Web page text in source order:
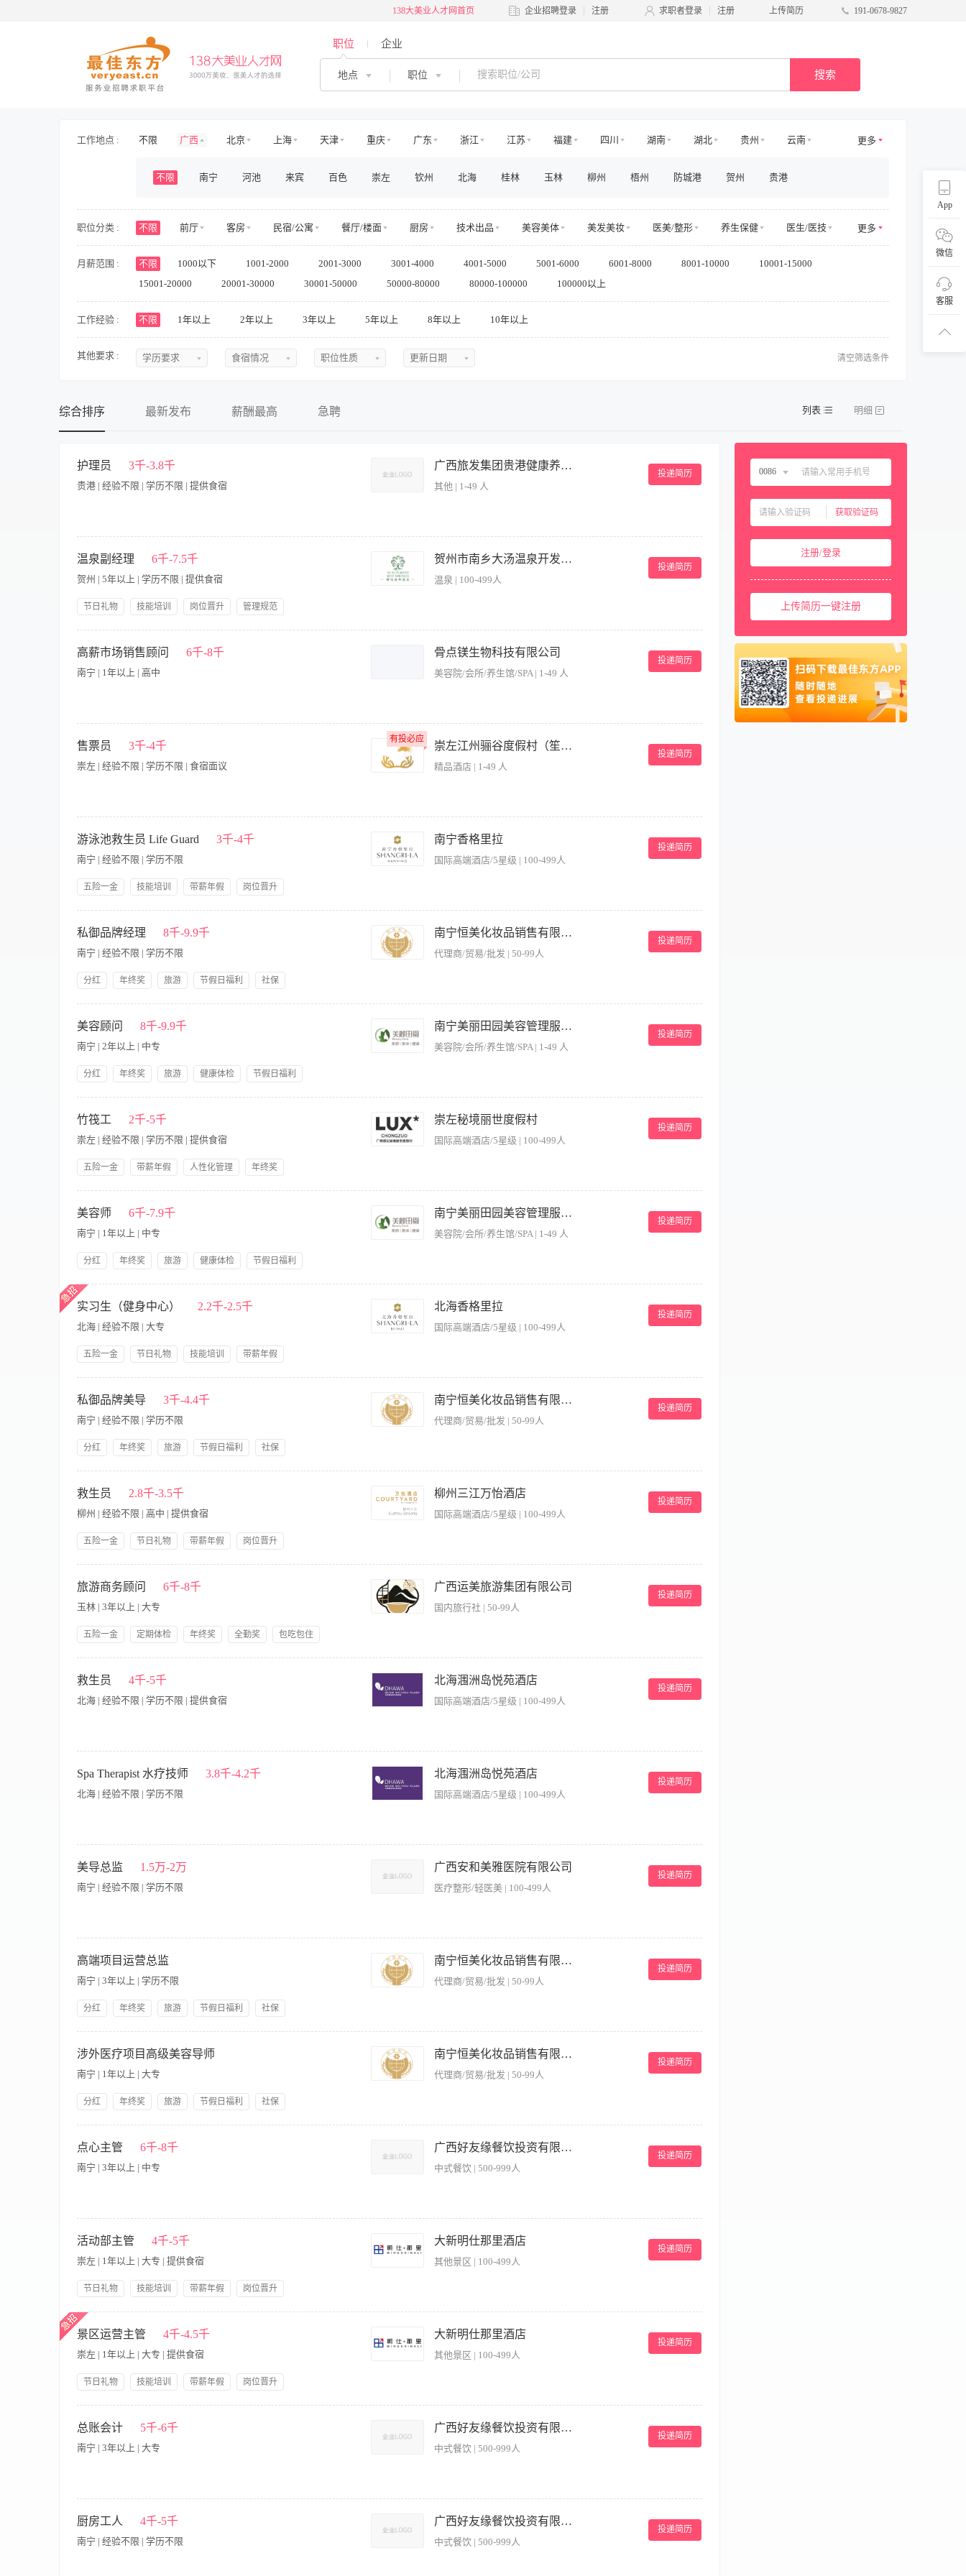
138大美业人才网首页 企业招聘登录 注册 求职者登录 注册 上传简历 191-0678-9827
职位 企业
地点 职位 搜索
App
扫码
微信
客服
工作地点 : 不限 广西 北京 上海 天津 重庆 广东 浙江 江苏 福建 四川 湖南 湖北 贵州
云南
新疆
西藏 内蒙古 香港 澳门 国外
不限 南宁 河池 来宾 百色 崇左 钦州 北海 桂林 玉林 柳州 梧州 防城港 贺州 贵港
更多
职位分类 : 不限 前厅 客房 民宿/公寓 餐厅/楼面 厨房 技术出品 美容美体 美发美妆 医美/整形 养生保健
医生/医技
护士/护理
旅游/景区/乐园 旅游交通 娱乐 运动健身 零售管理 店面店员 电商运营 电商其他
物业管理
房地产开发
房地产规划与设计 房地产销售/中介 房地产工程 高层管理 市场/运营 销售/商务拓展 收益/预订
客服及支持
人力资源
行政 财务/审计/税务 法务/咨询 IT/电脑 工程/维修 安保/消防 生产营运
更多
月薪范围 : 不限 1000以下 1001-2000 2001-3000 3001-4000 4001-5000 5001-6000 6001-8000 8001-10000
10001-15000
15001-20000
20001-30000 30001-50000 50000-80000 80000-100000 100000以上
工作经验 : 不限 1年以上 2年以上 3年以上 5年以上 8年以上 10年以上
其他要求 : 学历要求
初中
中技
高中
本科
硕士
食宿情况
提供食宿
职位性质
全职
更新日期
近五天
近一周
近一月
近二月
清空筛选条件
综合排序 最新发布 薪酬最高 急聘
护理员 3千-3.8千
贵港 | 经验不限 | 学历不限 | 提供食宿
广西旅发集团贵港健康养老有限公司
其他 | 1-49 人
投递简历
6、做好新入住及退住长者的接待与整理工作。 岗位要求 1、护理专业，具备扎实的护理理论知识和实践技能。 2、持有养老护理员证，具备合法从事护理工作的资
格。 3、熟练掌握各项护理操作技术，如静脉输液、无菌技术、导尿等。 4、具备敏锐的观察力和判断力，能够及时发现和处理患者的异常情况。 5、具备良好的沟通
能力和团队协作精神，能够与患者、家属及医疗团队保持良好的沟通。 6、具备高度的责任心和职业道德素质，能够认真对待每一位患者，确保护理质量。 7、具备持
续学习的态度，不断更新自己的专业知识和技能，以适应医学技术的发展和变化。 8、富有爱心、细心、耐心和同情心，能够关心、体贴患者，为患者提供优质的护
理服务。
温泉副经理 6千-7.5千
贺州 | 5年以上 | 学历不限 | 提供食宿
节日礼物 技能培训 岗位晋升
管理规范
贺州市南乡大汤温泉开发有限公司西溪森林温泉度假邨
温泉 | 100-499人
投递简历
才，提高服务质量和员工素质； 4、参与制定温泉资源战略规划，为重大温泉决策提供建议和信息支持； 5、参与温泉部人员发展体系的建立，做好人员发展的日常管
高薪市场销售顾问 6千-8千
南宁 | 1年以上 | 高中
骨点镁生物科技有限公司
美容院/会所/养生馆/SPA | 1-49 人
投递简历
特别说明：岗位需要出差，每月20天左右行程！！！！ 岗位职责： 1.负责给合作美容院培训品牌专业知识和销售方法 2.负责公司项目的跟进或者销售 3.与客户保持良
好的沟通，实时把控客户需求 4.负责销售区内销售活动的策划、执行，管理维护客户关系 5.熟练掌握公司品相专业知识、话术、技术 任职资格： 1..形象好，气质佳，
年龄22-30岁 2.善于沟通，热爱销售，敢于挑战高薪 3.热爱美容健康行业，有责任心，有较好的执行力。 4.能接受出差！！！！！ 福利待遇： 高底薪+业绩提成+技术
提成+五险+出差包吃住+交通费用报销+带薪年假+节日福利+法定节日有假 晋升渠道： 技术总监——总经理——股东——分公司总裁
售票员 3千-4千
崇左 | 经验不限 | 学历不限 | 食宿面议
有投必应
有投必应
崇左江州骊谷度假村（笙美旗下）
精品酒店 | 1-49 人
投递简历
售票过程中现金、票据的安全，遵守财务制度和操作程序。 4、在景区入口或指定位置进行检票工作，确保每位游客持有效门票入园。 5、对无票、假票、过期票等异
常情况进行处理，并及时向上级汇报。 6、定期整理和统计票务数据，包括售票量、退票量、入园人数等，为景区管理提供决策支持。 7、热情接待游客，耐心解答游
客关于票务的疑问，提供旅游建议和信息。 8、熟悉并掌握景区票务系统的操作和维护，确保系统稳定运行。 9、完成领导交办的其他相关工作，如参与景区的促销活
动、市场调研等。 岗位要求 1、旅游管理、酒店管理、市场营销等相关专业XX及以上学历。 2、熟悉旅游行业的特点和规律，了解景区票务管理的相关知识。 3、掌
握基本的计算机操作技能，熟悉办公软件和票务系统的使用。 4、具备良好的沟通表达能力，能够与游客、同事和上级进行有效沟通。 5、具备强烈的服务意识，以游
客为中心，提供优质的服务体验。 6、工作认真负责，细心耐心，能够应对工作压力和挑战。 7、遵守景区的规章制度和操作流程，确保票务工作的准确性和规范性。
游泳池救生员 Life Guard 3千-4千
南宁 | 经验不限 | 学历不限
五险一金 技能培训 带薪年假
岗位晋升
南宁香格里拉
国际高端酒店/5星级 | 100-499人
投递简历
检查并维护救生设备，确保设备完好可用 5、记录每日安全巡查情况，及时上报安全隐患 6、协助完成泳池区域的清洁消毒工作 【岗位要求】 1、持有有效的救生员资
格证书 2、具备基本的急救知识和技能 3、身体健康，能适应长时间站立和户外工作 4、责任心强，具备良好的应急反应能力 5、有良好的沟通能力和服务意识 6、能
适应轮班工作制，包括周末和节假日
私御品牌经理 8千-9.9千
南宁 | 经验不限 | 学历不限
分红 年终奖 旅游 节假日福利
社保
南宁恒美化妆品销售有限公司
代理商/贸易/批发 | 50-99人
投递简历
面诊、腹诊有一定的掌握 2、具有较强的店销能力，对方案的策划、执行有一定的方法 3、有二年以上行业经验或一年以上类似工作经验 4、能适应
广西区内出差工作 福利待遇：底薪+提成+津贴+福利+社保+年假+外派学习（月均收入6000—9000元）
美容顾问 8千-9.9千
南宁 | 2年以上 | 中专
分红 年终奖 旅游 健康体检
节假日福利
南宁美丽田园美容管理服务有限公司
美容院/会所/养生馆/SPA | 1-49 人
投递简历
经理及相关销售经验者优先考虑； 3、有销售意识服务意识，具有较强的沟通能力和亲和力； 4、勇于挑战高薪，富有激情
竹筏工 2千-5千
崇左 | 经验不限 | 学历不限 | 提供食宿
五险一金 带薪年假 人性化管理
年终奖
崇左秘境丽世度假村
国际高端酒店/5星级 | 100-499人
投递简历
规定，正确使用安全设备。 关注水域环境变化（如水位、天气等），发现异常及时上报。 协助处理水上突发情况，配合开展应急处置与救援工作。 配合餐饮部完成
竹筏下午茶等特色水上服务项目的执行。 完成上级交办的其他相关工作。 【工作要求】 基本条件：熟悉水域环境，具备良好的游泳能力与水上作业经验。 证书资
质：建议持有内河适航船员证，有操作竹筏、电动船、渡轮等经验者优先；具备基本救生技能。 职业素养：安全意识强，服务意识好，能适应户外及水上工作环境。
沟通能力：具备一定的讲解与沟通能力，能与客人进行良好互动。 工作态度：服从部门统一管理，工作认真负责，具备团队协作精神。 【工作时间】 月打卡160工作
小时，分为a班（全天）和b班（半天） 月休6天+10个b班半天 月休约10天 【薪资构成】 基础薪资+竹筏提成（按单）+好评提成+工龄津贴
美容师 6千-7.9千
南宁 | 1年以上 | 中专
分红 年终奖 旅游 健康体检
节假日福利
南宁美丽田园美容管理服务有限公司
美容院/会所/养生馆/SPA | 1-49 人
投递简历
【职责内容】 职位描述： 1、按照规范要求开展SPA中心顾客的护理服务工作 2、协助美容顾问为顾客提供皮肤问题解决方案，做好顾客维护工作 3、严格执行公司的
各项运营标准 4、准确有效地管理个人工作用产品、物品 5、积极学习提高个人专业技术服务水平 职位要求： 1、职校、高中、中专以上学历，医学、美容相关专业者
优先(优秀应届毕业生也可）； 2、年龄18-30岁； 3、五官端正，面部皮肤无明显瑕疵； 4、具有良好的手部条件：手部皮肤细腻、柔软 、手掌多肉、手部关节活动灵
活； 5、性格开朗、乐于沟通，能够清晰地表达对事物的认识 ； 6、愿意从事服务性行业，有相关工作经验优先； 7、具有良好的团队合作精神和一定的工作配合能
力 ； 8、自愿参加美丽田园50-60天的岗前专业培训 ； 工作时间：早班9：30-18：30 晚班：13：00-22：00 一周休一天。 福利待遇：5000-8000元/月，努力则过万
1、赴上海进行专业化的岗前培训，公司承担交通费、住宿费； 2、舒适的工作环境、包工作餐及住宿； 3、具有较同行业更有竞争力的阶梯薪资，支持内部竞聘实现
员工更高价值，努力冲收入过万元只是小数字； 4、员工入职购买五险、带薪年假、节日福利、员工常态培训、奖励旅游、年终奖、工龄补贴、产品福利等。
实习生（健身中心） 2.2千-2.5千
北海 | 经验不限 | 大专
五险一金 节日礼物 技能培训
带薪年假
北海香格里拉
国际高端酒店/5星级 | 100-499人
投递简历
维护，并保证设施处于良好工作状态； 5.准确的记录账目，向主管汇报客人的特殊要求和设备需要改进的地方； 6.为客人指导正确使用健身设备，按照酒店健康、安
私御品牌美导 3千-4.4千
南宁 | 经验不限 | 学历不限
分红 年终奖 旅游 节假日福利
社保
南宁恒美化妆品销售有限公司
代理商/贸易/批发 | 50-99人
投递简历
喜欢中医养生知识 2、或为护理、护士专业 3、良好的口头表达能力及学习能力 4、有一年以上工作经验 5、能适应广西省内出差工作
救生员 2.8千-3.5千
柳州 | 经验不限 | 高中 | 提供食宿
五险一金 节日礼物 带薪年假
岗位晋升
柳州三江万怡酒店
国际高端酒店/5星级 | 100-499人
投递简历
测验和保养及游泳场地的环境卫生。 4、上班集中精神，不得与无关人员闲谈，救生台不得空岗，无关人员不得进入池面。 5、勤在泳池边观察。注意游泳者的动向，
防止发生意外，保证宾客的安全。对不会游泳者可作技术指导。 6、定时检查更衣室，杜绝隐患。 岗位要求 1、熟悉游泳池服务知识、掌握游泳和救生急救技术，懂
得游泳卫生消毒知识，取得白卡以上救生证书。 2、能按服务工作规范的质量标准独立进行工作。 3、有在水中进行急救和在陆地上进行人工救护的能力。 必须要有
救生员证书！！！
旅游商务顾问 6千-8千
玉林 | 3年以上 | 大专
五险一金 定期体检 年终奖 全勤奖
包吃包住
广西运美旅游集团有限公司
国内旅行社 | 50-99人
投递简历
作；跟进订单全流程，对接计调、车队落实出行安排；维护政企老客户，持续挖掘企业年会、团建、通勤包车需求。 岗位职责完成月度销售指标，建立完善客户档
案；准确讲解行程、包车条款、票务规则，合规签订合同；出行前后回访客户，协调解决出行相关问题；收集市场信息，反馈线路、包车产品优化建议。
救生员 4千-5千
北海 | 经验不限 | 学历不限 | 提供食宿
北海涠洲岛悦苑酒店
国际高端酒店/5星级 | 100-499人
投递简历
救或心肺复苏； 3、维护泳池秩序，监督泳客遵守安全规定，制止危险行为； 4、定期检查救生设备（如救生圈、急救箱等）的完好性，确保随时可用； 5、协助完成
泳池开放前的准备工作，及安全检查； 6、记录每日安全巡查情况，及时上报异常事件或安全隐患。 【岗位要求】 1、持有国家认可的救生员资格证书（如游泳救生
员职业资格证）； 2、具备基础急救知识和技能，熟悉心肺复苏（CPR）操作； 3、责任心强，反应敏捷，能冷静应对突发状况； 4、身体健康，体能良好，能适应长
Spa Therapist 水疗技师 3.8千-4.2千
北海 | 经验不限 | 学历不限
北海涠洲岛悦苑酒店
国际高端酒店/5星级 | 100-499人
投递简历
水疗区域和所有设施设备的安全。 4.、全面了解水疗部的各项服务。 任职要求： 1、 有同岗位工作经验者优先考虑； 2、工作态度积极。 3、性格开朗。 4、沟通
美导总监 1.5万-2万
南宁 | 经验不限 | 学历不限
广西安和美雅医院有限公司
医疗整形/轻医美 | 100-499人
投递简历
4、晋升畅通：美导经理→美导总监→地级总经理→省级副总经理→省级总经理，优秀者可入股成为合伙人。 岗位职责： 1、负责会员门店医美卡项的销售推广，做好
门店业绩规划，达成业绩目标； 2、维护好美容店关系。 任职要求： 1、1年以上销售经验，有美业、美容行业经验优先； 2、形象良好，要有一定的沟通表达能力和
亲和力； 3、月休4-5天，法定节假日，朝九晚六。
高端项目运营总监
南宁 | 3年以上 | 学历不限
分红 年终奖 旅游 节假日福利
社保
南宁恒美化妆品销售有限公司
代理商/贸易/批发 | 50-99人
投递简历
定期回访，跟进和监控重要客户销售。 任职资格： 1、有3年以上美业品牌操作实战经验，具备新品上市、市场推广、品牌形象建立及维护成功经验。 2、良好的职业
素质，具备成熟的市场意识。做事有主见，果断，原则性强。 3、能组织召开各类招商会、终端会、培训会。 4、团队协助性强，有领导能力和人格魅力，形象好气质
佳，沟通能力强，抗压能力强。 薪酬：年收入20万以上
涉外医疗项目高级美容导师
南宁 | 1年以上 | 大专
分红 年终奖 旅游 节假日福利
社保
南宁恒美化妆品销售有限公司
代理商/贸易/批发 | 50-99人
投递简历
况，跟进项目的进度； 5、陪同客人赴境外，销售医美项目 任职要求： 1、形象佳，乐观开朗，思维活跃，踏实稳重，愿意接受挑战； 2、具备两年以上涉外项目或活
细胞项目经验业务开拓经验； 3、较强的市场业务开拓能力，沟通能力较强，具有一定的谈判技巧； 4、有高端合作商渠道或客户资源优先； 5、医学专业或有同行业
经验者优先考虑。 年薪十万以上
点心主管 6千-8千
南宁 | 3年以上 | 中专
广西好友缘餐饮投资有限公司
中式餐饮 | 500-999人
投递简历
领导交办的其他工作事项 要求 1.有三年以上的学校、食堂包子或大型包点工厂的生产经验（会操作包子机设备） 2.能针对性生产食堂需求的包点品种，有一定的产品
活动部主管 4千-5千
崇左 | 1年以上 | 大专 | 提供食宿
节日礼物 技能培训 带薪年假
岗位晋升
大新明仕那里酒店
其他景区 | 100-499人
投递简历
【岗位职责】 1、负责项目内各类主题活动（含节庆、夜游、亲子互动等）的创意策划、方案撰写及落地执行，确保活动品质与游客体验。 2、统筹活动筹备全流程，
包括物资采购、场地布置、人员调度、合作方对接及现场流程管控。 3、协调运营、安保、接待等部门，保障活动期间安全有序，及时处理突发状况。 4、监控活动效
果，收集客人反馈，建立活动评估体系并优化后续方案。 5、管理活动部团队，制定排班计划，指导下属完成日常执行任务，提升团队协作效率。 6、挖掘本地及周边
文化资源，策划具有景区特色的长期活动IP，提升品牌影响力。 【岗位要求】 1、大专及以上学历（优秀者可放宽），专业不限；有活动策划、文旅或综艺类执行经
验者优先。 2、具备较强的统筹组织与沟通协调能力，能独立完成中型活动全流程管理。 3、执行力强，注重细节，能适应快节奏工作环境；具备一定抗压能力与应变
能力。 4、热爱文旅行业，对崇左当地文化或自然景观有基础认知者优先。 5、年龄、性别不限，欢迎有创意、有热情的实干型人才加入。
景区运营主管 4千-4.5千
崇左 | 1年以上 | 大专 | 提供食宿
节日礼物 技能培训 带薪年假
岗位晋升
大新明仕那里酒店
其他景区 | 100-499人
投递简历
拥堵）服务标准监督（确保各岗按SOP执行） 2、客户与服务与安全（处理客诉，突发事件，拥有一客的小额免赔权）安全管理（每日和员工巡检设施安全，监督消
防安全，执行应急预案） 3、物资与后勤（申领、盘点、管理日常耗材等）设备维护（协调咖啡机、餐车设备等的日常保养与报修） 任职要求： 学历大专以上（行政
管理、旅游管理、酒店管理专业优先）经验2年以上服务业现场管理经验（景区班长、连锁店店长、酒店大堂经理）技能熟悉使用办公软件，进行简单的数据登记和汇
理解“效率”“成本”基础概念，在工作中优化。
总账会计 5千-6千
南宁 | 3年以上 | 大专
广西好友缘餐饮投资有限公司
中式餐饮 | 500-999人
投递简历
年报； 4、依据费用管理规定，合理控制费用支出； 5、定期检查会计政策执行情况，严控操作风险，解决存在问题； 6、提供对外审计所需财会资料。 任职资格：
1、大专及以上学历，会计学或财务管理专业； 2、有不断学习的意愿和能力； 3、有良好的沟通和人际交往能力，组织协调能力和承压能力 4、具有3年以上相关工作
经验 薪资：5000-7000元/月 综合福利 1.五险,周末双休 2.综合薪资包括基本工资+岗位津贴+其他综合奖金 3.带薪年假、婚假、节日福利、集团福利等
厨房工人 4千-5千
南宁 | 经验不限 | 学历不限
广西好友缘餐饮投资有限公司
中式餐饮 | 500-999人
投递简历
列表 明细
0086
获取验证码
注册/登录
上传简历一键注册
中国大陆 0086
中国澳门 00853
西班牙
泰国 0066
柬埔寨 00855
00971